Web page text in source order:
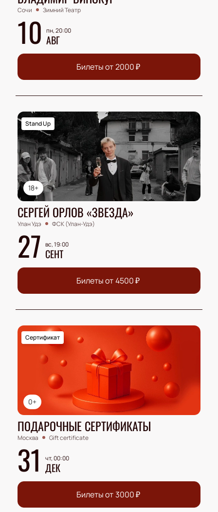
Сочи Зимний Театр
10 пн, 20:00
АВГ
Билеты от 2000₽
18+
Stand Up
СЕРГЕЙ ОРЛОВ «ЗВЕЗДА»
Улан Удэ ФСК (Улан-Удэ)
27 вс, 19:00
СЕНТ
Билеты от4500₽
0+
Сертификат
ПОДАРОЧНЫЕ СЕРТИФИКАТЫ
Москва Gift certificate
31 чт, 00:00
ДЕК
Билеты от 3000₽